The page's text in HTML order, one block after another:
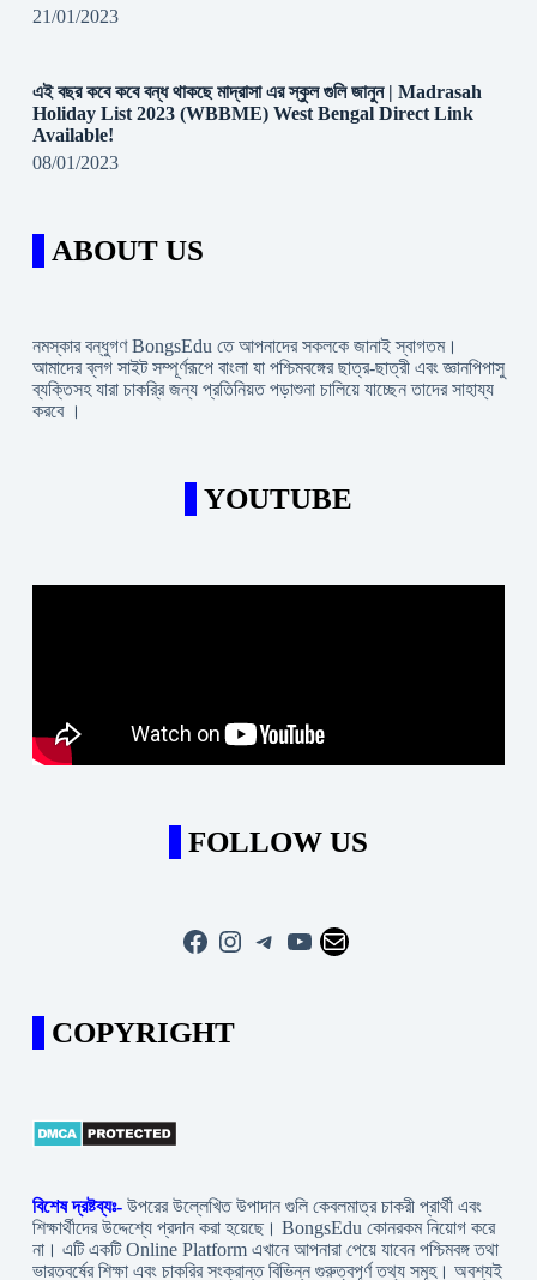
21/01/2023
এই বছর কবে কবে বন্ধ থাকছে মাদ্রাসা এর স্কুল গুলি জানুন | Madrasah
Holiday List 2023 (WBBME) West Bengal Direct Link
Available!
08/01/2023
ABOUT US
নমস্কার বন্ধুগণ BongsEdu তে আপনাদের সকলকে জানাই স্বাগতম।
আমাদের ব্লগ সাইট সম্পূর্ণরূপে বাংলা যা পশ্চিমবঙ্গের ছাত্র-ছাত্রী এবং জ্ঞানপিপাসু
ব্যক্তিসহ যারা চাকরি্র জন্য প্রতিনিয়ত পড়াশুনা চালিয়ে যাচ্ছেন তাদের সাহায্য
করবে ।
YOUTUBE
FOLLOW US
Facebook
Instagram
Telegram
YouTube
Mail
COPYRIGHT
বিশেষ দ্রষ্টব্যঃ- উপরের উল্লেখিত উপাদান গুলি কেবলমাত্র চাকরী প্রার্থী এবং
শিক্ষার্থীদের উদ্দেশ্যে প্রদান করা হয়েছে। BongsEdu কোনরকম নিয়োগ করে
না। এটি একটি Online Platform এখানে আপনারা পেয়ে যাবেন পশ্চিমবঙ্গ তথা
ভারতবর্ষের শিক্ষা এবং চাকরির সংক্রান্ত বিভিন্ন গুরুত্বপূর্ণ তথ্য সমূহ। অবশ্যই